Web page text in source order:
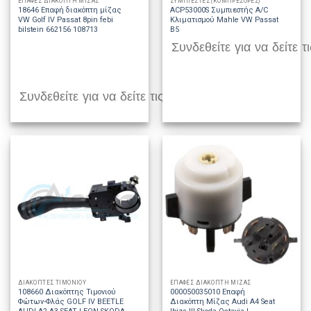
18646 Επαφή διακόπτη μίζας
VW Golf IV Passat 8pin febi
bilstein 662156 108713
Συνδεθείτε για να δείτε τις τιμές
ACP53000S Συμπιεστής A/C
Κλιματισμού Mahle VW Passat
B5
Συνδεθείτε για να δείτε
ΔΙΑΚΟΠΤΕΣ ΤΙΜΟΝΙΟΥ
108660 Διακόπτης Τιμονιού
Φώτων-Φλάς GOLF IV BEETLE
ΕΠΑΦΕΣ ΔΙΑΚΟΠΤΗ ΜΙΖΑΣ
000050035010 Επαφή
Διακόπτη Μίζας Audi A4 Seat